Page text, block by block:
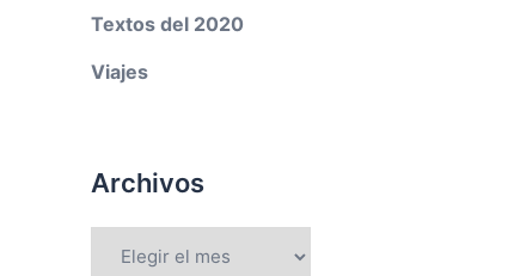
Textos del 2020
Viajes
Archivos